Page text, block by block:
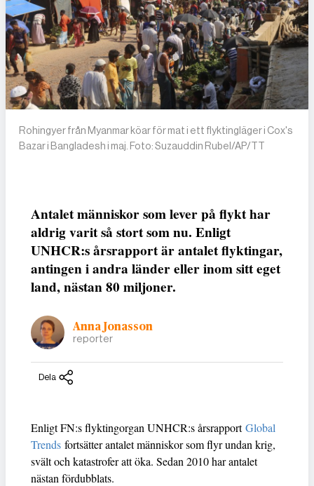
Rohingyer från Myanmar köar för mat i ett flyktingläger i Cox's
Bazar i Bangladesh i maj. Foto: Suzauddin Rubel/AP/TT
Antalet människor som lever på flykt har
aldrig varit så stort som nu. Enligt
UNHCR:s årsrapport är antalet flyktingar,
antingen i andra länder eller inom sitt eget
land, nästan 80 miljoner.
Anna Jonasson
reporter
Dela
Enligt FN:s flyktingorgan UNHCR:s årsrapportGlobal
Trends fortsätter antalet människor som flyr undan krig,
svält och katastrofer att öka. Sedan 2010 har antalet
nästan fördubblats.